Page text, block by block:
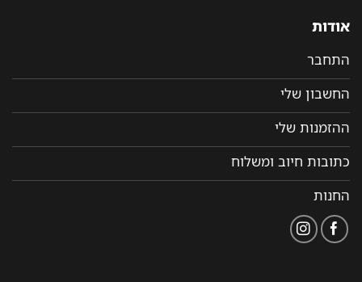
אודות
התחבר
החשבון שלי
ההזמנות שלי
כתובות חיוב ומשלוח
החנות